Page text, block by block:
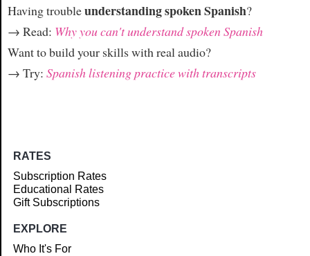
Having troubleunderstanding spoken Spanish?
→ Read: Why you can't understand spoken Spanish
Want to build your skills with real audio?
→ Try: Spanish listening practice with transcripts
RATES
Subscription Rates
Educational Rates
Gift Subscriptions
EXPLORE
Who It's For